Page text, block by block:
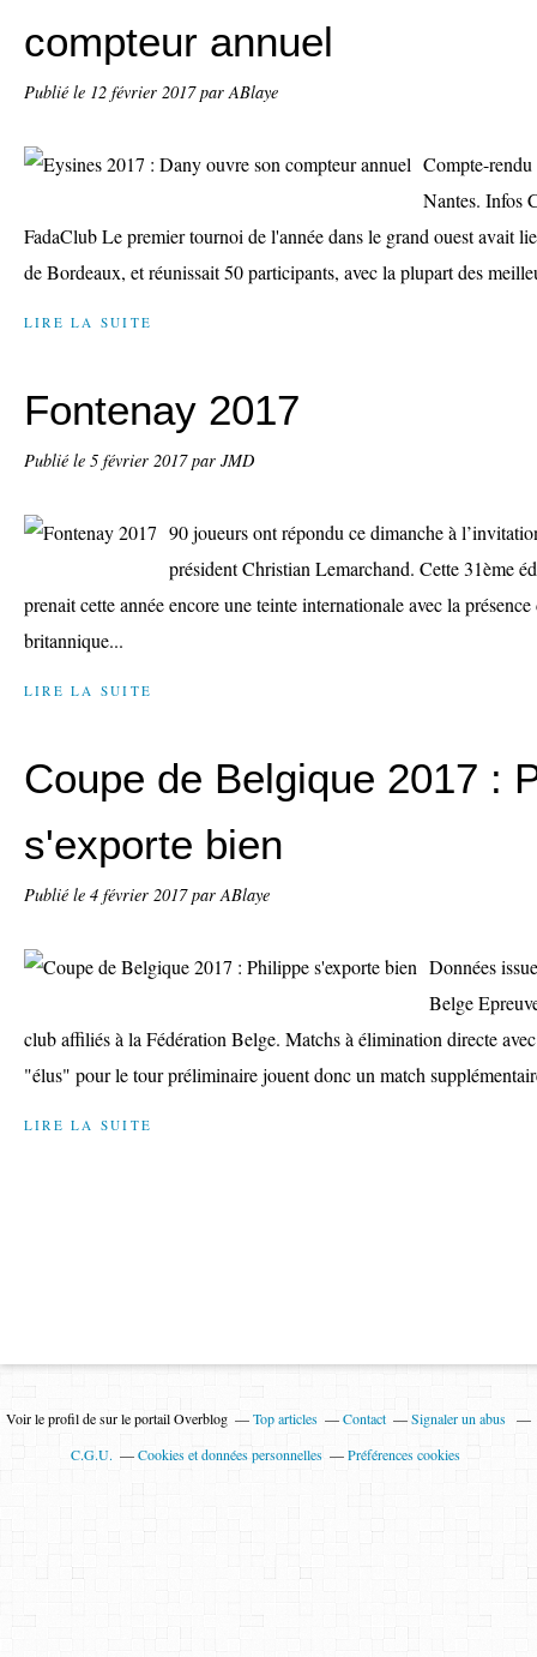
compteur annuel
Publié le 12 février 2017par ABlaye
Compte-
Nantes. Infos
FadaClub Le premier tournoi de l'année dans le grand ouest avait
de Bordeaux, et réunissait 50 participants, avec la plupart des
LIRE LA SUITE
Fontenay 2017
Publié le 5 février 2017par JMD
90 joueurs ont répondu ce dimanche à
président Christian Lemarchand. Cette 31ème
prenait cette année encore une teinte internationale avec la
britannique...
LIRE LA SUITE
Coupe de Belgique 2017 :
s'exporte bien
Publié le 4 février 2017par ABlaye
Données
Belge
club affiliés à la Fédération Belge. Matchs à élimination directe
"élus" pour le tour préliminaire jouent donc un match
LIRE LA SUITE
Voir le profil desur le portail Overblog Top articles Contact
Signaler un abus
C.G.U.
Cookies et données personnelles Préférences cookies